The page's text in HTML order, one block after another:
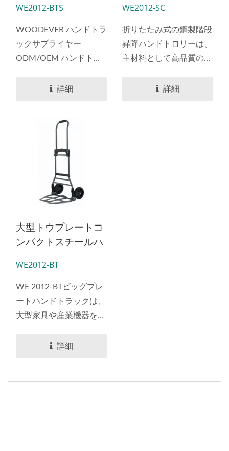
（荷重100kg）|ハン
ドトラックメーカー
サプライヤー顧客サ
ービス
WE2012-BTS
WOODEVER ハンドトラ
ックサプライヤー
ODM/OEM ハンドトラ
詳細
（120kg積載）
WE2012-SC
折りたたみ式の鋼製階段
昇降ハンドトロリーは、
主材料として高品質の鋼
ードの6つの車輪を備え
詳細
大型トウプレートコ
ンパクトスチールハ
（120 Kgの積載）
WE2012-BT
WE 2012-BTビッグプレ
ートハンドトラックは、
大型家具や産業機器をど
すか？50KGを超える機
詳細